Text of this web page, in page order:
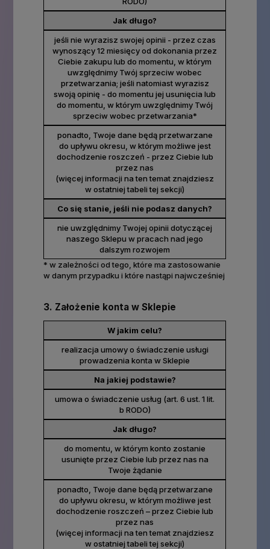
Jak długo?
jeśli nie wyrazisz swojej opinii - przez czas
wynoszący 12 miesięcy od dokonania przez
Ciebie zakupu lub do momentu, w którym
uwzględnimy Twój sprzeciw wobec
przetwarzania; jeśli natomiast wyrazisz
swoją opinię - do momentu jej usunięcia lub
do momentu, w którym uwzględnimy Twój
sprzeciw wobec przetwarzania*
ponadto, Twoje dane będą przetwarzane
do upływu okresu, w którym możliwe jest
dochodzenie roszczeń - przez Ciebie lub
przez nas
(więcej informacji na ten temat znajdziesz
w ostatniej tabeli tej sekcji)
Co się stanie, jeśli nie podasz danych?
nie uwzględnimy Twojej opinii dotyczącej
naszego Sklepu w pracach nad jego
dalszym rozwojem
* w zależności od tego, które ma zastosowanie
w danym przypadku i które nastąpi najwcześniej
3. Założenie konta w Sklepie
W jakim celu?
realizacja umowy o świadczenie usługi
prowadzenia konta w Sklepie
Na jakiej podstawie?
umowa o świadczenie usług (art. 6 ust. 1 lit.
b RODO)
Jak długo?
do momentu, w którym konto zostanie
usunięte przez Ciebie lub przez nas na
Twoje żądanie
ponadto, Twoje dane będą przetwarzane
do upływu okresu, w którym możliwe jest
dochodzenie roszczeń – przez Ciebie lub
przez nas
(więcej informacji na ten temat znajdziesz
w ostatniej tabeli tej sekcji)